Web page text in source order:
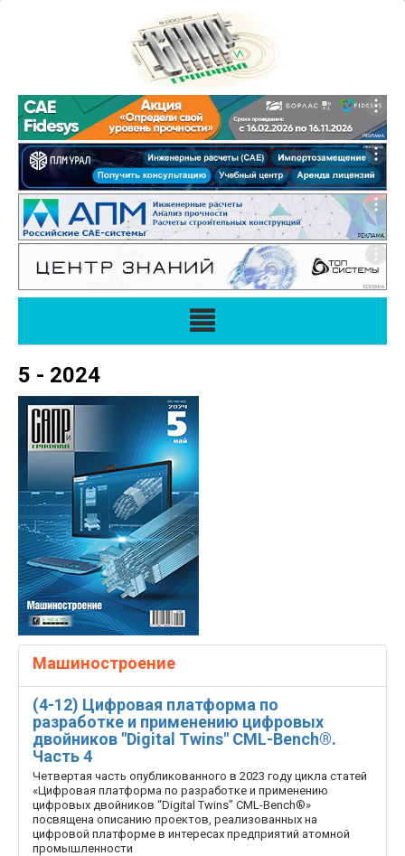
5 - 2024
Машиностроение
(4-12) Цифровая платформа по
разработке и применению цифровых
двойников "Digital Twins" CML-Bench®.
Часть 4
Четвертая часть опубликованного в 2023 году цикла статей
«Цифровая платформа по разработке и применению
цифровых двойников “Digital Twins” CML-Bench®»
посвящена описанию проектов, реализованных на
цифровой платформе в интересах предприятий атомной
промышленности